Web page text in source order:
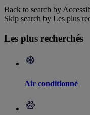
Back to search by
Skip search by Les plus
Les plus recherchés
Air conditionné